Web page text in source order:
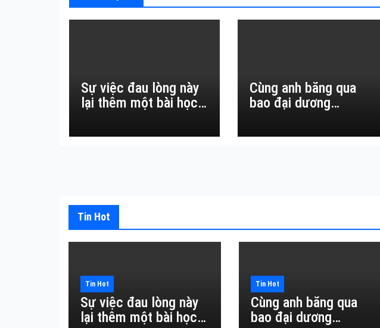
Sự việc đau lòng này
lại thêm một bài học
thường.
Cùng anh băng qua
bao đại dương…
Tin Hot
Tin Hot
Sự việc đau lòng này
lại thêm một bài học
Tin Hot
Cùng anh băng qua
bao đại dương…